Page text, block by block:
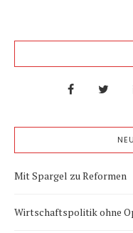
Mit Spargel zu Reformen
Wirtschaftspolitik ohne